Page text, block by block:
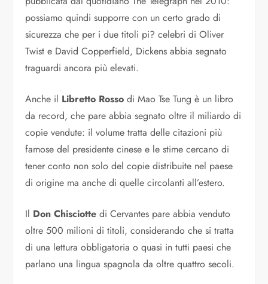
possiamo quindi supporre con un certo grado di
sicurezza che per i due titoli pi? celebri di Oliver
Twist e David Copperfield, Dickens abbia segnato
traguardi ancora più elevati.
Anche il Libretto Rosso di Mao Tse Tung è un libro
da record, che pare abbia segnato oltre il miliardo di
copie vendute: il volume tratta delle citazioni più
famose del presidente cinese e le stime cercano di
tener conto non solo del copie distribuite nel paese
di origine ma anche di quelle circolanti all’estero.
Il Don Chisciotte di Cervantes pare abbia venduto
oltre 500 milioni di titoli, considerando che si tratta
di una lettura obbligatoria o quasi in tutti paesi che
parlano una lingua spagnola da oltre quattro secoli.